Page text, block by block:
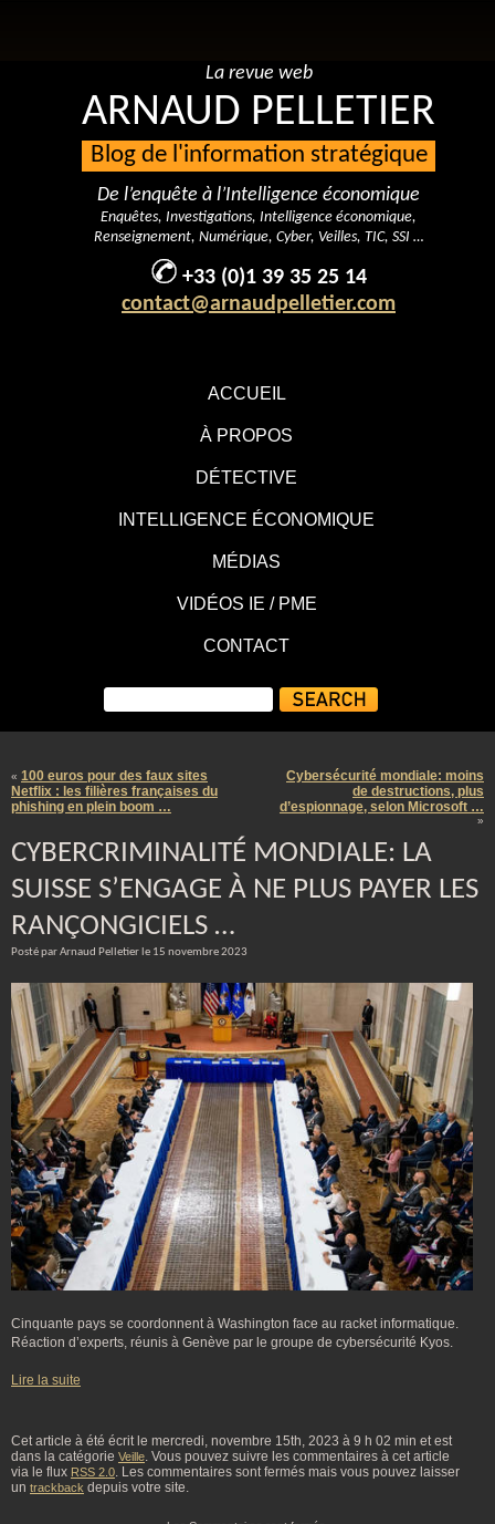
ACCUEIL
À PROPOS
DÉTECTIVE
INTELLIGENCE ÉCONOMIQUE
MÉDIAS
VIDÉOS IE / PME
CONTACT
La revue web
ARNAUD PELLETIER
Blog de l'information stratégique
De l’enquête à l’Intelligence économique
Enquêtes, Investigations, Intelligence économique,
Renseignement, Numérique, Cyber, Veilles, TIC, SSI …
+33 (0)1 39 35 25 14
contact@arnaudpelletier.com
« 100 euros pour des faux sites
Netflix : les filières françaises du
phishing en plein boom …
Cybersécurité mondiale: moins
de destructions, plus
d’espionnage, selon Microsoft …
»
CYBERCRIMINALITÉ MONDIALE: LA
SUISSE S’ENGAGE À NE PLUS PAYER LES
RANÇONGICIELS …
Posté par Arnaud Pelletier le 15 novembre 2023
Cinquante pays se coordonnent à Washington face au racket informatique.
Réaction d’experts, réunis à Genève par le groupe de cybersécurité Kyos.
Lire la suite
Cet article à été écrit le mercredi, novembre 15th, 2023 à 9 h 02 min et est
dans la catégorie Veille. Vous pouvez suivre les commentaires à cet article
via le flux RSS 2.0. Les commentaires sont fermés mais vous pouvez laisser
un trackback depuis votre site.